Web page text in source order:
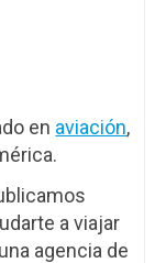
en aviación,
a viajar
agencia de